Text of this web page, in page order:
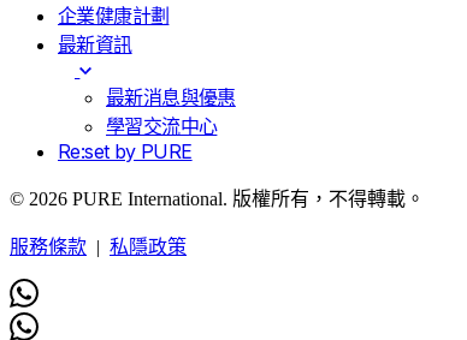
企業健康計劃
最新資訊
最新消息與優惠
學習交流中心
Re:set by PURE
© 2026 PURE International. 版權所有，不得轉載。
服務條款 | 私隱政策